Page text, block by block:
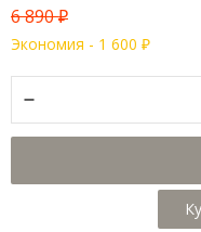
6 890₽
Экономия - 1 600 ₽